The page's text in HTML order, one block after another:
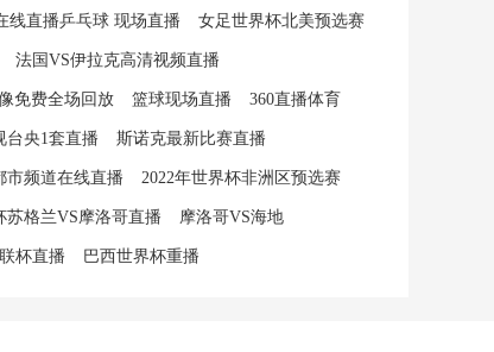
线直播乒乓球 现场直播 女足世界杯北美预选赛
法国VS伊拉克高清视频直播
免费全场回放 篮球现场直播 360直播体育
台央1套直播 斯诺克最新比赛直播
市频道在线直播 2022年世界杯非洲区预选赛
苏格兰VS摩洛哥直播 摩洛哥VS海地
杯直播 巴西世界杯重播